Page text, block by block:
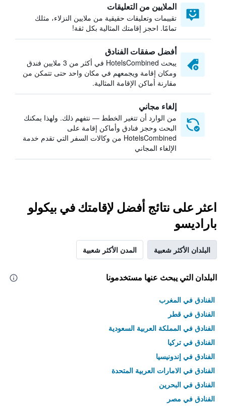
الملايين من التعليقات
تقييمات وتعليقات حقيقية من ملايين النزلاء، مثلك
تمامًا. احجز إقامتك المثالية بكل ثقة!
أفضل صفقات الفنادق
يبحث HotelsCombined في أكثر من 3 ملايين فندق
ومكان إقامة ويجمعهم في مكان واحد حتى تتمكن من
مقارنة أماكن الإقامة المثالية.
إلغاء مجاني
من الوارد أن تتغير الخطط — نتفهم ذلك. ولهذا يمكنك
البحث وحجز فنادق وأماكن إقامة على
HotelsCombined من وكالات السفر التي تقدم خدمة
الإلغاء المجاني
اعثر على نتائج أفضل لإقامتك في بيكولو
باراديسو
البلدان الأكثر شعبية المدن الأكثر شعبية
البلدان التي يبحث عنها مستخدمونا
الفنادق في المغرب
الفنادق في قطر
الفنادق في المملكة العربية السعودية
الفنادق في تركيا
الفنادق في إندونيسيا
الفنادق في الامارات العربية المتحدة
الفنادق في البحرين
الفنادق في مصر